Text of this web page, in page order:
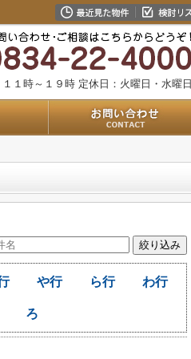
１時～１９時 定休日：火曜日・水曜日
や行 ら行 わ行
ろ